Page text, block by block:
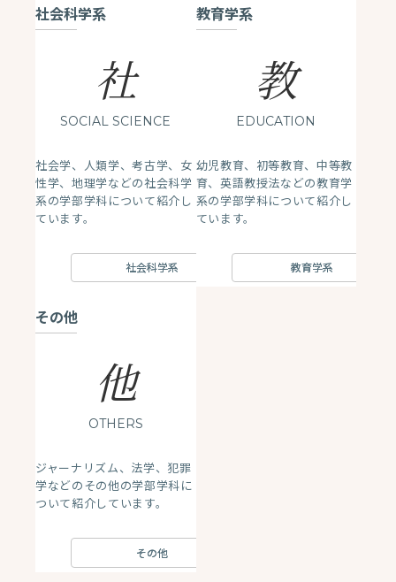
社会科学系
社
SOCIAL SCIENCE
社会学、人類学、考古学、女
性学、地理学などの社会科学
系の学部学科について紹介し
ています。
社会科学系
教育学系
教
EDUCATION
幼児教育、初等教育、中等教
育、英語教授法などの教育学
系の学部学科について紹介し
ています。
教育学系
その他
他
OTHERS
ジャーナリズム、法学、犯罪
学などのその他の学部学科に
ついて紹介しています。
その他